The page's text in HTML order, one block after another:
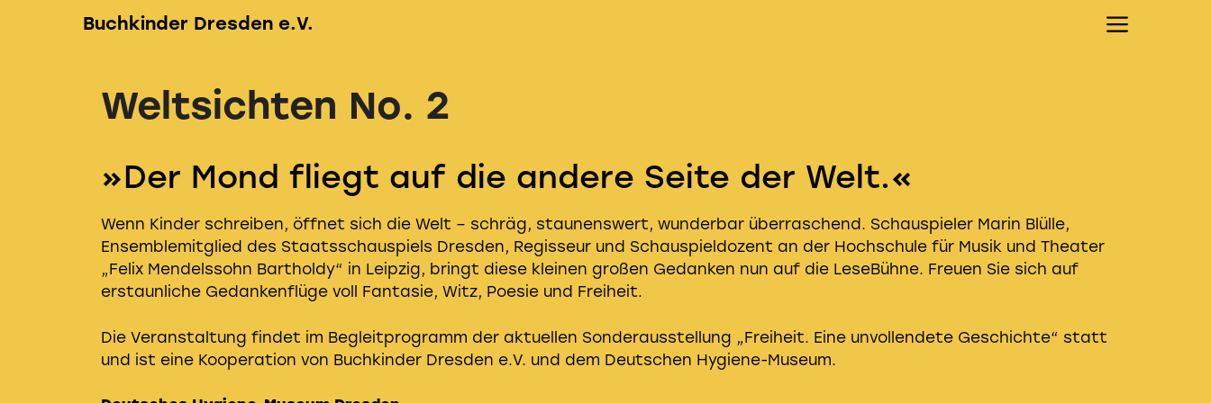
Buchkinder Dresden e.V. Menü
Weltsichten No. 2
»Der Mond fliegt auf die andere Seite der Welt.«
Wenn Kinder schreiben, öffnet sich die Welt – schräg, staunenswert, wunderbar überraschend. Schauspieler Marin Blülle,
Ensemblemitglied des Staatsschauspiels Dresden, Regisseur und Schauspieldozent an der Hochschule für Musik und Theater
„Felix Mendelssohn Bartholdy“ in Leipzig, bringt diese kleinen großen Gedanken nun auf die LeseBühne. Freuen Sie sich auf
erstaunliche Gedankenflüge voll Fantasie, Witz, Poesie und Freiheit.
Die Veranstaltung findet im Begleitprogramm der aktuellen Sonderausstellung „Freiheit. Eine unvollendete Geschichte“ statt
und ist eine Kooperation von Buchkinder Dresden e.V. und dem Deutschen Hygiene-Museum.